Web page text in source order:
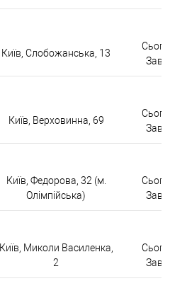
Київ, Слобожанська, 13
Київ, Верховинна, 69
Київ, Федорова, 32 (м.
Олімпійська)
Київ, Миколи Василенка,
2